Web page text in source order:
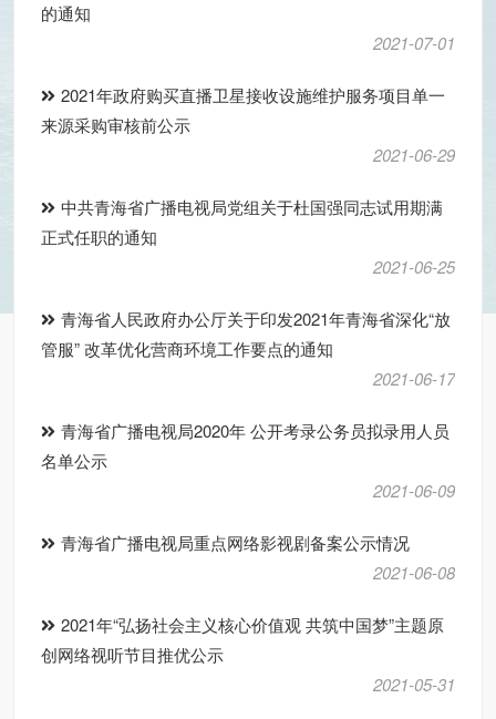
的通知
2021-07-01
2021年政府购买直播卫星接收设施维护服务项目单一
来源采购审核前公示
2021-06-29
中共青海省广播电视局党组关于杜国强同志试用期满
正式任职的通知
2021-06-25
青海省人民政府办公厅关于印发2021年青海省深化“放
管服” 改革优化营商环境工作要点的通知
2021-06-17
青海省广播电视局2020年 公开考录公务员拟录用人员
名单公示
2021-06-09
青海省广播电视局重点网络影视剧备案公示情况
2021-06-08
2021年“弘扬社会主义核心价值观 共筑中国梦”主题原
创网络视听节目推优公示
2021-05-31